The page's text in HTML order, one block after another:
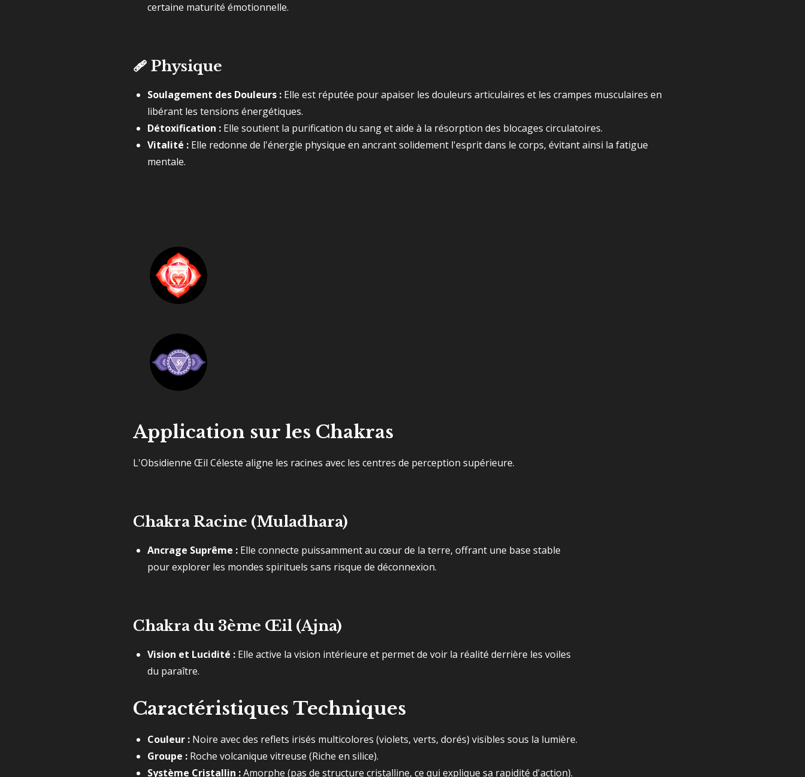
certaine maturité émotionnelle.
🩹 Physique
Soulagement des Douleurs : Elle est réputée pour apaiser les douleurs articulaires et les crampes musculaires en
libérant les tensions énergétiques.
Détoxification : Elle soutient la purification du sang et aide à la résorption des blocages circulatoires.
Vitalité : Elle redonne de l'énergie physique en ancrant solidement l'esprit dans le corps, évitant ainsi la fatigue
mentale.
Application sur les Chakras
L'Obsidienne Œil Céleste aligne les racines avec les centres de perception supérieure.
Chakra Racine (Muladhara)
Ancrage Suprême : Elle connecte puissamment au cœur de la terre, offrant une base stable
pour explorer les mondes spirituels sans risque de déconnexion.
Chakra du 3ème Œil (Ajna)
Vision et Lucidité : Elle active la vision intérieure et permet de voir la réalité derrière les voiles
du paraître.
Caractéristiques Techniques
Couleur : Noire avec des reflets irisés multicolores (violets, verts, dorés) visibles sous la lumière.
Groupe : Roche volcanique vitreuse (Riche en silice).
Système Cristallin :Amorphe (pas de structure cristalline, ce qui explique sa rapidité d'action).